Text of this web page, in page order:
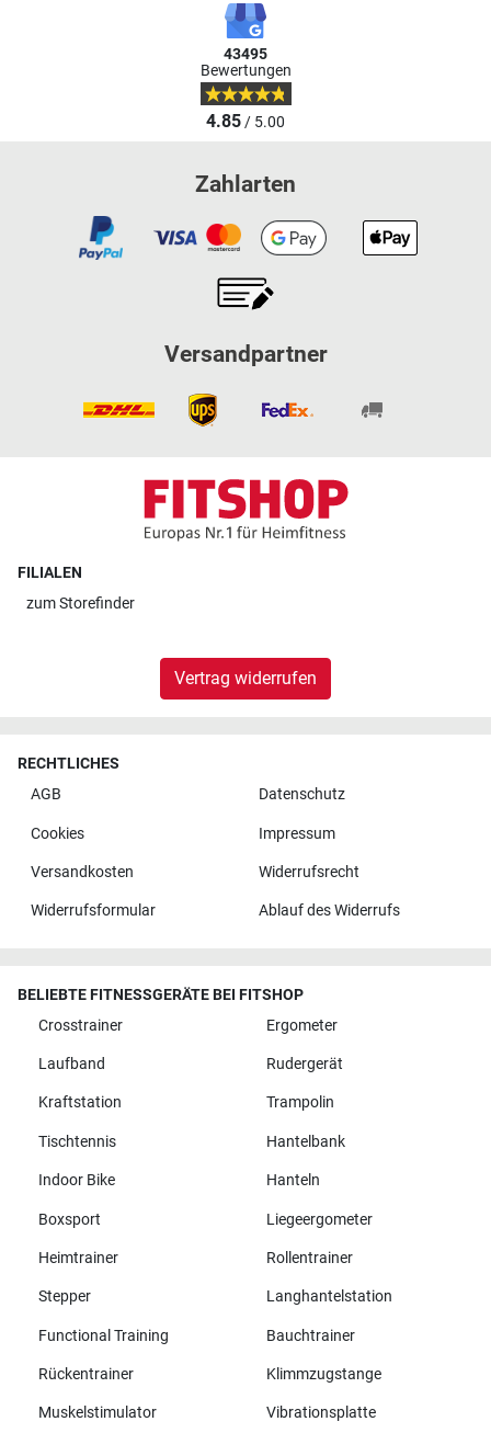
43495
Bewertungen
4.85/ 5.00
Zahlarten
Versandpartner
FILIALEN
zumStorefinder
Vertrag widerrufen
RECHTLICHES
AGB
Datenschutz
Cookies Impressum
Versandkosten Widerrufsrecht
Widerrufsformular Ablauf des Widerrufs
BELIEBTE FITNESSGERÄTE BEI FITSHOP
Crosstrainer
Ergometer
Laufband Rudergerät
Kraftstation Trampolin
Tischtennis Hantelbank
Indoor Bike Hanteln
Boxsport Liegeergometer
Heimtrainer Rollentrainer
Stepper Langhantelstation
Functional Training Bauchtrainer
Rückentrainer Klimmzugstange
Muskelstimulator Vibrationsplatte